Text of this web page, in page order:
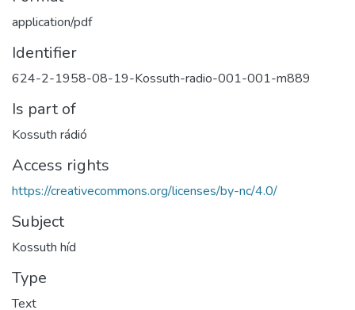
application/pdf
Identifier
624-2-1958-08-19-Kossuth-radio-001-001-m889
Is part of
Kossuth rádió
Access rights
https://creativecommons.org/licenses/by-nc/4.0/
Subject
Kossuth híd
Type
Text